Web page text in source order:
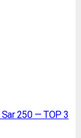
250 — TOP 3